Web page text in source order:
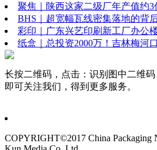
聚焦｜陕西这家二级厂年产值约3
BHS｜超宽幅瓦线密集落地的背
彩印｜广东兴艺印刷新工厂办公
纸盒｜总投资2000万！吉林梅河
长按二维码，点击：识别图中二维码
即可关注我们，得到更多服务。
COPYRIGHT©2017 China Packaging